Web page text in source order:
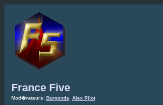
France Five
Mod�rateurs: Burgonde Alex Pilot